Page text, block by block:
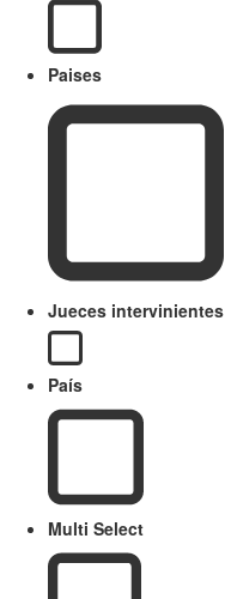
Paises
Jueces intervinientes
País
Multi Select